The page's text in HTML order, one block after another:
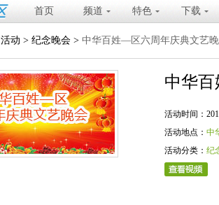
首页 频道 特色 下载
活动 > 纪念晚会 > 中华百姓—区六周年庆典文艺
中华
活动时间：
活动地点： 中
活动分类： 纪